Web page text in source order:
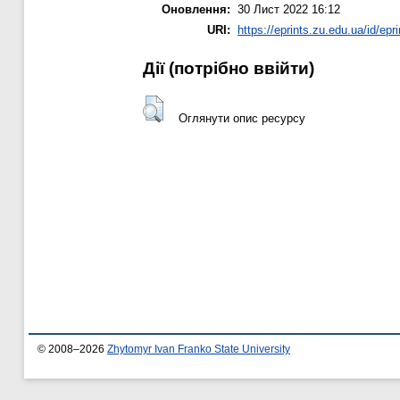
Оновлення: 30 Лист 2022 16:12
URI:
https://eprints.zu.edu.ua/id/
Дії ​​(потрібно ввійти)
Оглянути опис ресурсу
© 2008–2026 Zhytomyr Ivan Franko State University